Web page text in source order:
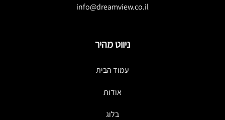
info@dreamview.co.il
ניווט מהיר
עמוד הבית
אודות
בלוג